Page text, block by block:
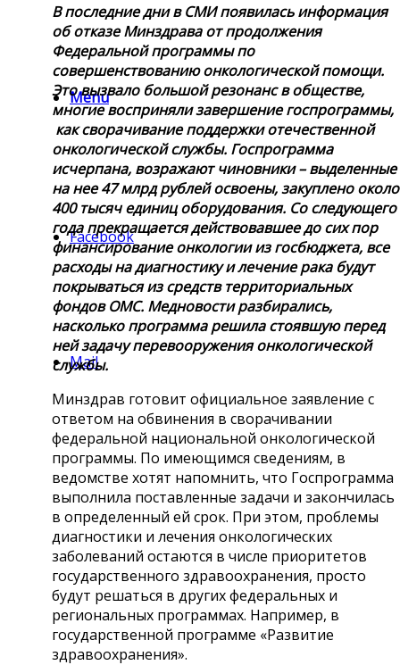
Menu
Facebook
Mail
В последние дни в СМИ появилась информация
об отказе Минздрава от продолжения
Федеральной программы по
совершенствованию онкологической помощи.
Это вызвало большой резонанс в обществе,
многие восприняли завершение госпрограммы,
как сворачивание поддержки отечественной
онкологической службы. Госпрограмма
исчерпана, возражают чиновники – выделенные
на нее 47 млрд рублей освоены, закуплено около
400 тысяч единиц оборудования. Со следующего
года прекращается действовавшее до сих пор
финансирование онкологии из госбюджета, все
расходы на диагностику и лечение рака будут
покрываться из средств территориальных
фондов ОМС. Медновости разбирались,
насколько программа решила стоявшую перед
ней задачу перевооружения онкологической
службы.
Минздрав готовит официальное заявление с
ответом на обвинения в сворачивании
федеральной национальной онкологической
программы. По имеющимся сведениям, в
ведомстве хотят напомнить, что Госпрограмма
выполнила поставленные задачи и закончилась
в определенный ей срок. При этом, проблемы
диагностики и лечения онкологических
заболеваний остаются в числе приоритетов
государственного здравоохранения, просто
будут решаться в других федеральных и
региональных программах. Например, в
государственной программе «Развитие
здравоохранения».